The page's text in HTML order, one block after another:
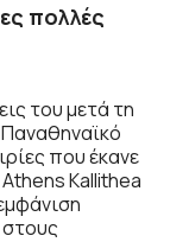
πολλές
του μετά τη
που έκανε
Kallithea